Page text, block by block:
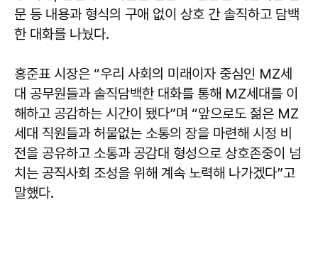
문 등 내용과 형식의 구애 없이 상호 간 솔직하고 담백
한 대화를 나눴다.
홍준표 시장은 “우리 사회의 미래이자 중심인 MZ세
대 공무원들과 솔직담백한 대화를 통해 MZ세대를 이
해하고 공감하는 시간이 됐다”며 “앞으로도 젊은 MZ
세대 직원들과 허물없는 소통의 장을 마련해 시정 비
전을 공유하고 소통과 공감대 형성으로 상호존중이 넘
치는 공직사회 조성을 위해 계속 노력해 나가겠다”고
말했다.